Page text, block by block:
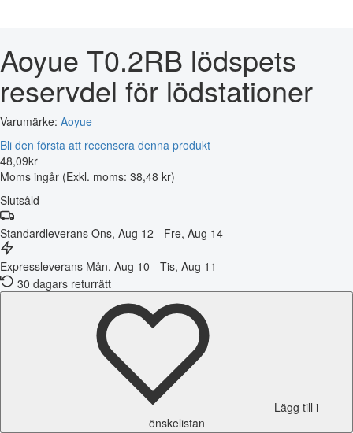
Aoyue T0.2RB lödspets
reservdel för lödstationer
Varumärke: Aoyue
Bli den första att recensera denna produkt
48,09kr
Moms ingår (Exkl. moms: 38,48 kr)
Slutsåld
Standardleverans Ons, Aug 12 - Fre, Aug 14
Expressleverans Mån, Aug 10 - Tis, Aug 11
30 dagars returrätt
Lägg till i
önskelistan